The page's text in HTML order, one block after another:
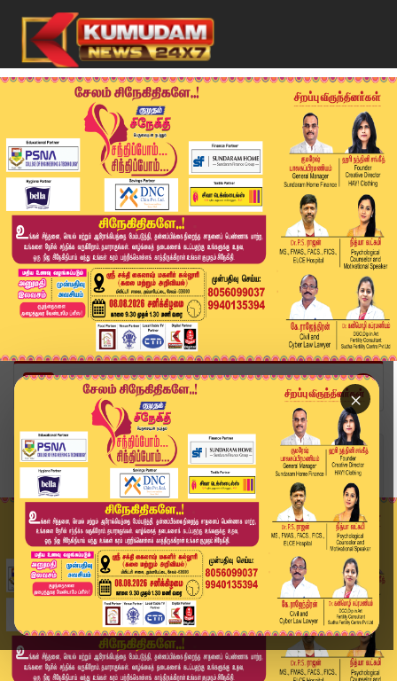
×
Home
இந்தியா
'பாஜகவின் நாற்காலியை காப்பாற்றிய பட்ஜெட்'.. ட்வ...